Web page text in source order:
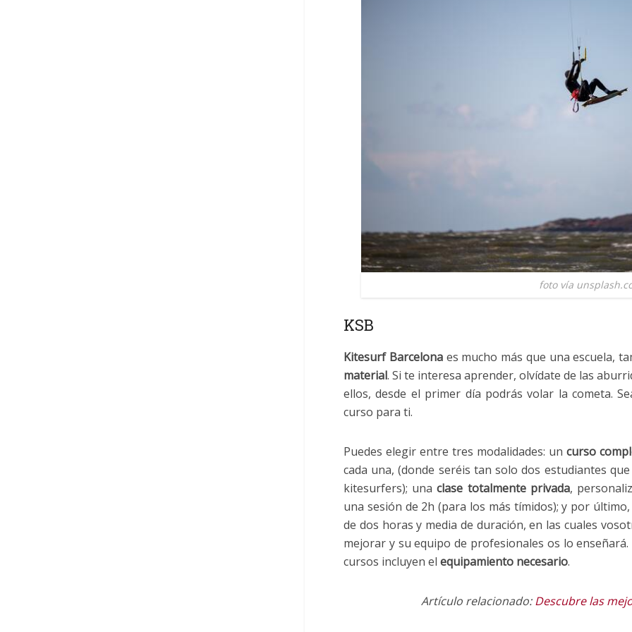
foto vía
KSB
Kitesurf Barcelonaes mucho más que una escuela,
material. Si te interesa aprender, olvídate de las
ellos, desde el primer día podrás volar la cometa.
curso para ti.
Puedes elegir entre tres modalidades: un curso
cada una, (donde seréis tan solo dos estudiantes
kitesurfers); unaclase totalmente privada,
una sesión de 2h (para los más tímidos); y por
de dos horas y media de duración, en las cuales
mejorar y su equipo de profesionales os lo
cursos incluyen el equipamiento necesario.
Artículo relacionado:Descubre las